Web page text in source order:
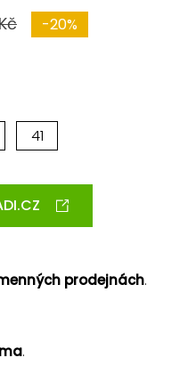
-20%
41
prodejnách.
.